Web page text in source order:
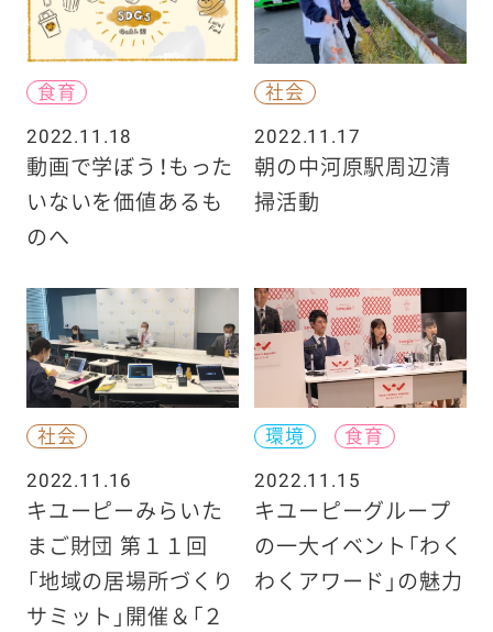
食育
2022.11.18
動画で学ぼう！もった
いないを価値あるも
のへ
社会
2022.11.17
朝の中河原駅周辺清
掃活動
社会
2022.11.16
キユーピーみらいた
まご財団 第１１回
「地域の居場所づくり
サミット」開催＆「２
環境
食育
2022.11.15
キユーピーグループ
の一大イベント「わく
わくアワード」の魅力